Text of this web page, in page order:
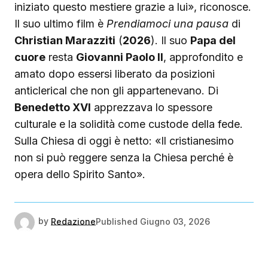
iniziato questo mestiere grazie a lui», riconosce.
Il suo ultimo film è Prendiamoci una pausa di
Christian Marazziti (2026). Il suo Papa del
cuore resta Giovanni Paolo II, approfondito e
amato dopo essersi liberato da posizioni
anticlerical che non gli appartenevano. Di
Benedetto XVI apprezzava lo spessore
culturale e la solidità come custode della fede.
Sulla Chiesa di oggi è netto: «Il cristianesimo
non si può reggere senza la Chiesa perché è
opera dello Spirito Santo».
by RedazionePublished Giugno 03, 2026